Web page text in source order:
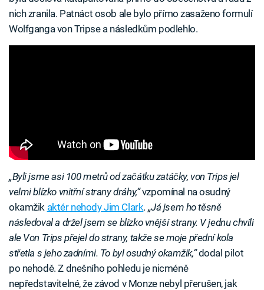
nich zranila. Patnáct osob ale bylo přímo zasaženo formulí
Wolfganga von Tripse a následkům podlehlo.
„Byli jsme asi 100 metrů od začátku zatáčky, von Trips jel
velmi blízko vnitřní strany dráhy,“vzpomínal na osudný
okamžik aktér nehody Jim Clark. „Já jsem ho těsně
následoval a držel jsem se blízko vnější strany. V jednu chvíli
ale Von Trips přejel do strany, takže se moje přední kola
střetla s jeho zadními. To byl osudný okamžik,“dodal pilot
po nehodě. Z dnešního pohledu je nicméně
nepředstavitelné, že závod v Monze nebyl přerušen, jak